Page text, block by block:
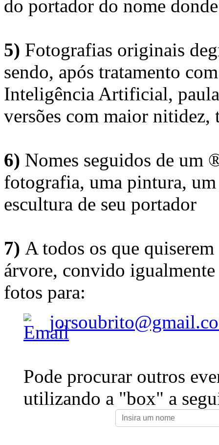
do portador do nome
5) Fotografias originais
sendo, após tratamento
Inteligência Artificial,
versões com maior nitidez,
6) Nomes seguidos de um
fotografia, uma pintura,
escultura de seu portador
7) A todos os que
árvore, convido
fotos para:
Pode procurar outros
utilizando a "box" a